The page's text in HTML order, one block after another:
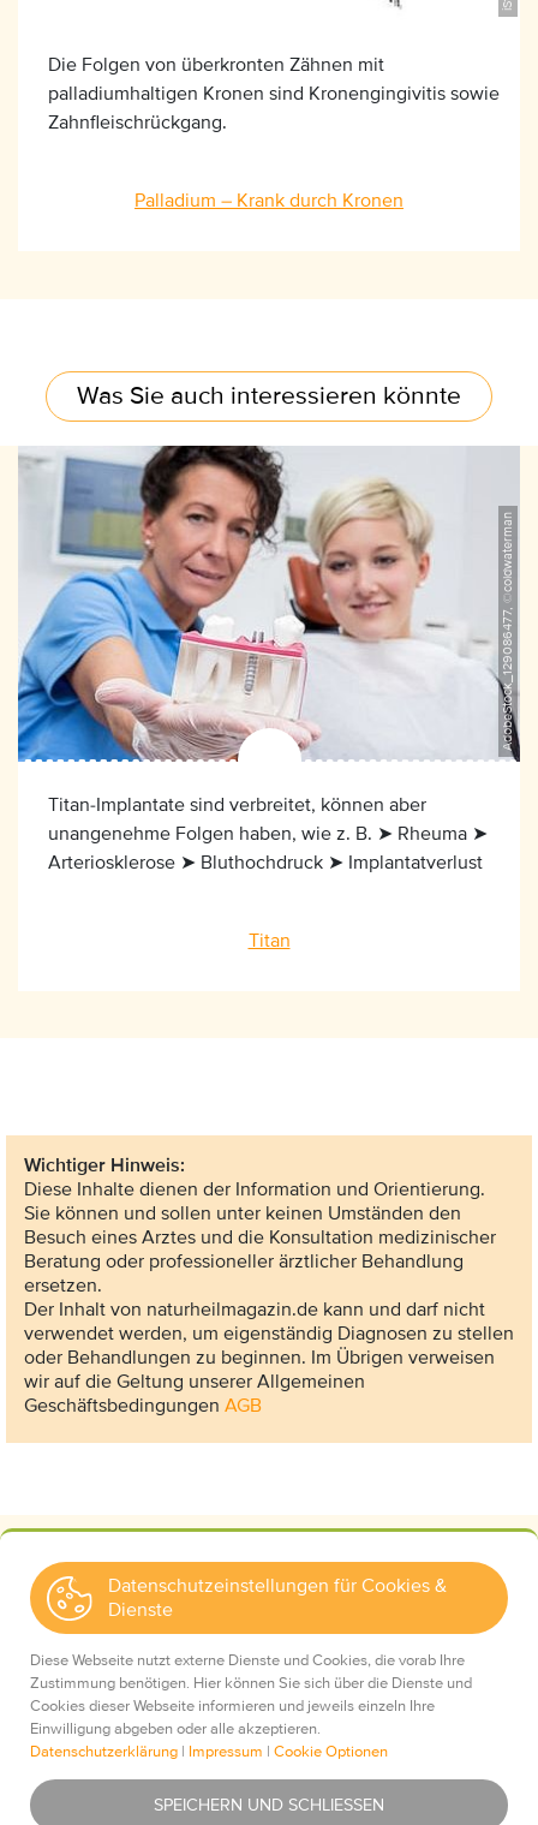
Die Folgen von überkronten Zähnen mit
palladiumhaltigen Kronen sind Kronengingivitis sowie
Zahnfleischrückgang.
Palladium – Krank durch Kronen
Was Sie auch interessieren könnte
AdobeStock_129086477, ©coldwaterman
Titan-Implantate sind verbreitet, können aber
unangenehme Folgen haben, wie z. B. ➤ Rheuma ➤
Arteriosklerose ➤ Bluthochdruck ➤ Implantatverlust
Titan
Wichtiger Hinweis:
Diese Inhalte dienen der Information und Orientierung.
Sie können und sollen unter keinen Umständen den
Besuch eines Arztes und die Konsultation medizinischer
Beratung oder professioneller ärztlicher Behandlung
ersetzen.
Der Inhalt von naturheilmagazin.de kann und darf nicht
verwendet werden, um eigenständig Diagnosen zu stellen
oder Behandlungen zu beginnen. Im Übrigen verweisen
wir auf die Geltung unserer Allgemeinen
Geschäftsbedingungen AGB
Mediadaten
Impressum
Datenschutz
Datenschutzeinstellungen für Cookies &
Dienste
Diese Webseite nutzt externe Dienste und Cookies, die vorab Ihre
Zustimmung benötigen. Hier können Sie sich über die Dienste und
Cookies dieser Webseite informieren und jeweils einzeln Ihre
Einwilligung abgeben oder alle akzeptieren.
Datenschutzerklärung | Impressum | Cookie Optionen
Was ist das?
SPEICHERN UND SCHLIESSEN